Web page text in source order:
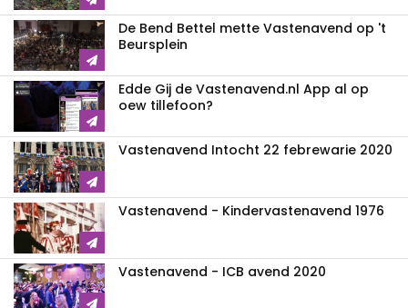
De Bend Bettel mette Vastenavend op 't
Beursplein
Edde Gij de Vastenavend.nl App al op
oew tillefoon?
Vastenavend Intocht 22 febrewarie 2020
Vastenavend - Kindervastenavend 1976
Vastenavend - ICB avend 2020